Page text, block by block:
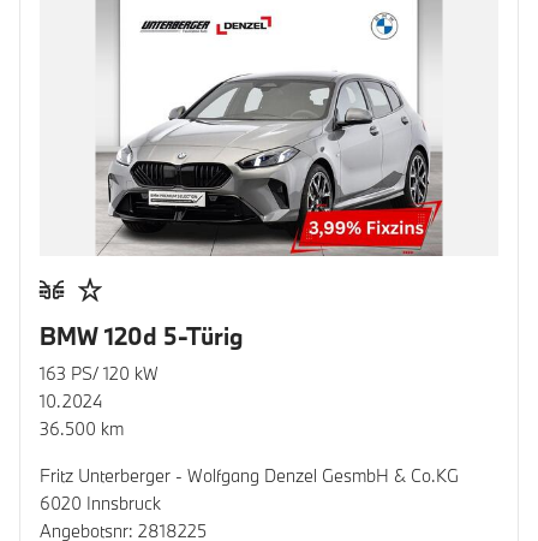
BMW 120d 5-Türig
163 PS/ 120 kW
10.2024
36.500 km
Fritz Unterberger - Wolfgang Denzel GesmbH & Co.KG
6020 Innsbruck
Angebotsnr: 2818225